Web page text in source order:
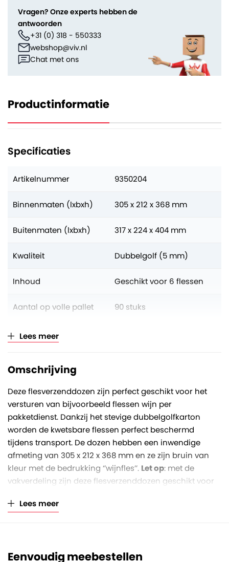
Vragen? Onze experts hebben de
antwoorden
+31 (0) 318 - 550333
webshop@viv.nl
Chat met ons
Productinformatie
Specificaties
Artikelnummer 9350204
Binnenmaten (lxbxh) 305 x 212 x 368 mm
Buitenmaten (lxbxh) 317 x 224 x 404 mm
Kwaliteit Dubbelgolf (5 mm)
Inhoud Geschikt voor 6 flessen
Aantal op volle pallet 90 stuks
Verkoopeenheid
Lees meer
Omschrijving
Deze flesverzenddozen zijn perfect geschikt voor het
versturen van bijvoorbeeld flessen wijn per
pakketdienst. Dankzij het stevige dubbelgolfkarton
worden de kwetsbare flessen perfect beschermd
tijdens transport. De dozen hebben een inwendige
afmeting van 305 x 212 x 368 mm en ze zijn bruin van
kleur met de bedrukking ‘’wijnfles’’. Let op: met de
vakverdeling zijn deze flesverzenddozen geschikt voor
zijn binnen een handomdraai in elkaar te zetten. Sluiten
Lees meer
Eenvoudig meebestellen